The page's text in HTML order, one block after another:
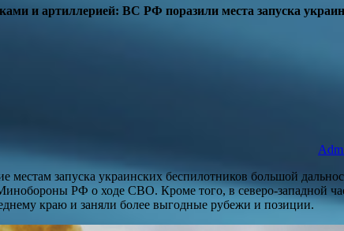
и артиллерией: ВС РФ поразили места запуска
местам запуска украинских беспилотников большой
РФ о ходе СВО. Кроме того, в северо-западной
краю и заняли более выгодные рубежи и позиции.